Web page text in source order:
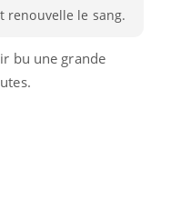
renouvelle le sang.
bu une grande